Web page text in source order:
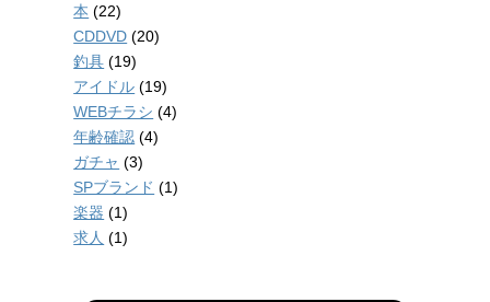
本 (22)
CDDVD (20)
釣具 (19)
アイドル (19)
WEBチラシ (4)
年齢確認 (4)
ガチャ (3)
SPブランド (1)
楽器 (1)
求人 (1)